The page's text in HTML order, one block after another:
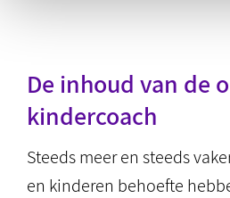
De inhoud van de
kindercoach
Steeds meer en steeds
en kinderen behoefte